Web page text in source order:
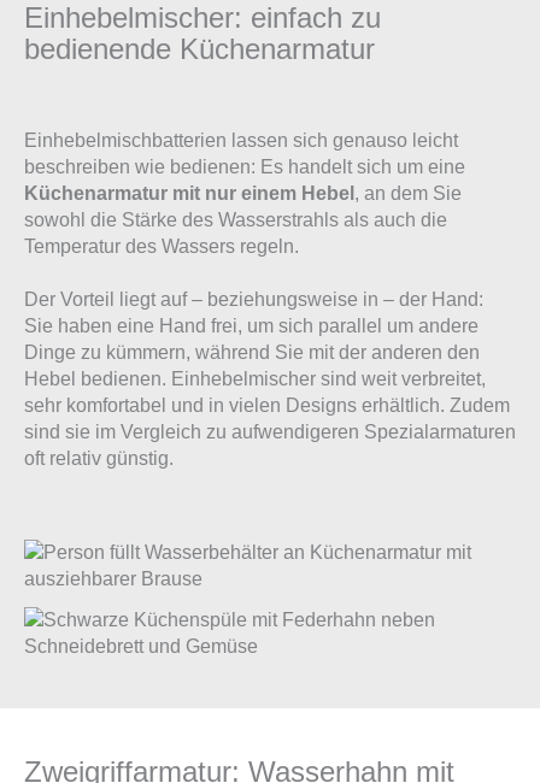
Einhebelmischer: einfach zu
bedienende Küchenarmatur
Einhebelmischbatterien lassen sich genauso leicht
beschreiben wie bedienen: Es handelt sich um eine
Küchenarmatur mit nur einem Hebel , an dem Sie
sowohl die Stärke des Wasserstrahls als auch die
Temperatur des Wassers regeln.
Der Vorteil liegt auf – beziehungsweise in – der Hand:
Sie haben eine Hand frei, um sich parallel um andere
Dinge zu kümmern, während Sie mit der anderen den
Hebel bedienen. Einhebelmischer sind weit verbreitet,
sehr komfortabel und in vielen Designs erhältlich. Zudem
sind sie im Vergleich zu aufwendigeren Spezialarmaturen
oft relativ günstig.
Zweigriffarmatur: Wasserhahn mit